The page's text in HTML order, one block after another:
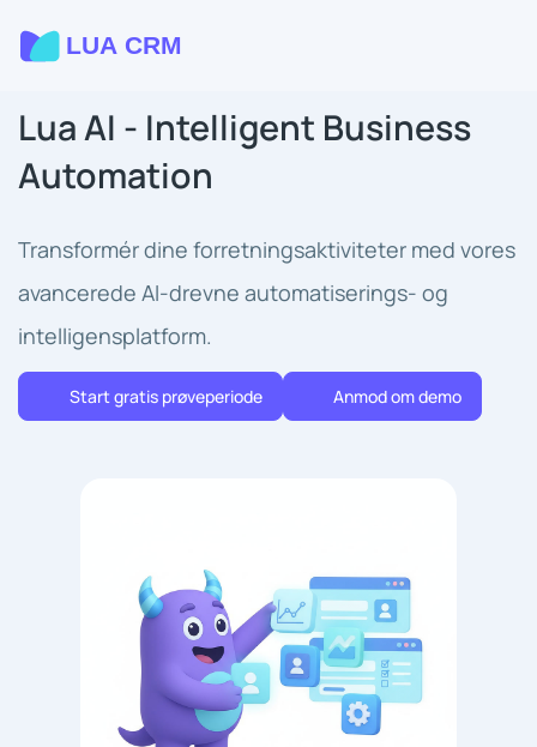
Lua AI - Intelligent Business
Automation
Transformér dine forretningsaktiviteter med vores
avancerede AI-drevne automatiserings- og
intelligensplatform.
Start gratis prøveperiode Anmod om demo